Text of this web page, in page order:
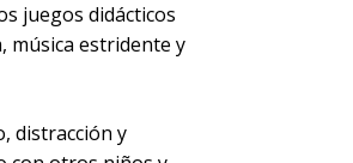
juegos didácticos
música estridente y
distracción y